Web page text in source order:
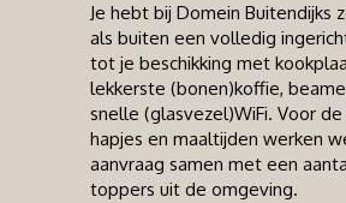
Je hebt bij Domein Buitendijks
als buiten een volledig
tot je beschikking met
lekkerste (bonen)koffie,
snelle (glasvezel)WiFi. Voor
hapjes en maaltijden werken
aanvraag samen met een
toppers uit de omgeving.